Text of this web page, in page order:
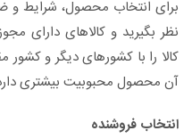
برای انتخاب محصول، شرایط و
نظر بگیرید و کالاهای دارای
کالا را با کشورهای دیگر و
آن محصول محبوبیت بیشتری
انتخاب فروشنده